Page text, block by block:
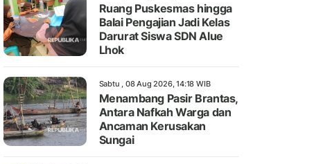
Ruang Puskesmas hingga
Balai Pengajian Jadi Kelas
Darurat Siswa SDN Alue
Lhok
Sabtu , 08 Aug 2026, 14:18 WIB
Menambang Pasir Brantas,
Antara Nafkah Warga dan
Ancaman Kerusakan
Sungai